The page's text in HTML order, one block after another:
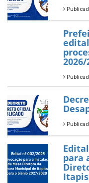
2026/
para